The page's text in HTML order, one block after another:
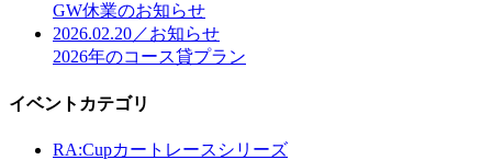
GW休業のお知らせ
2026.02.20／お知らせ
2026年のコース貸プラン
イベントカテゴリ
RA:Cupカートレースシリーズ